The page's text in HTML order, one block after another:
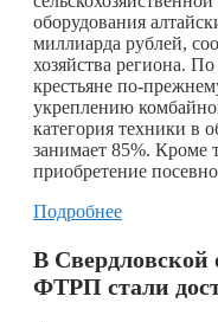
оборудования
миллиарда рублей,
хозяйства региона.
крестьяне по-
укреплению
категория техники в
занимает 85%. Кроме
приобретение
Подробнее
В Свердловской
ФТРП стали